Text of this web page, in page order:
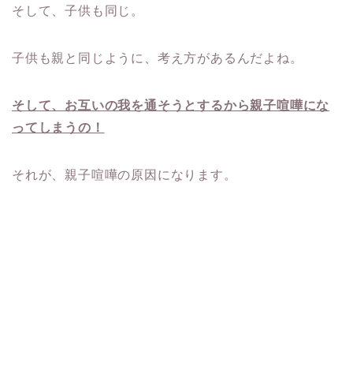
そして、子供も同じ。
子供も親と同じように、考え方があるんだよね。
そして、お互いの我を通そうとするから親子喧嘩にな
ってしまうの！
それが、親子喧嘩の原因になります。